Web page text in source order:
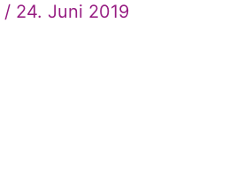
/ 24. Juni 2019